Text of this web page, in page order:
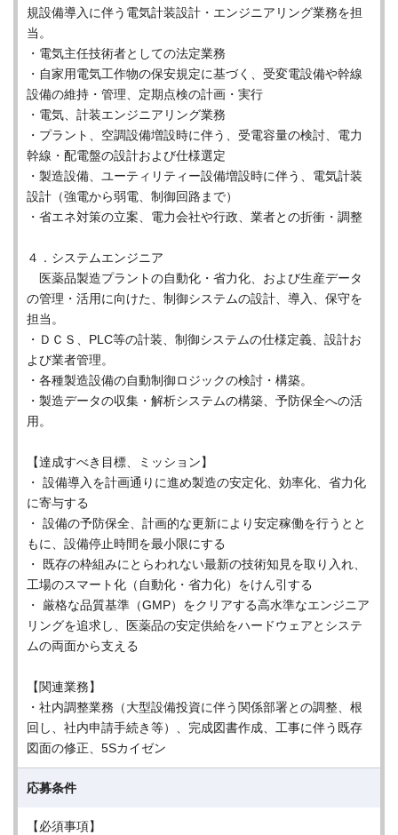
規設備導入に伴う電気計装設計・エンジニアリング業務を担
当。
・電気主任技術者としての法定業務
・自家用電気工作物の保安規定に基づく、受変電設備や幹線
設備の維持・管理、定期点検の計画・実行
・電気、計装エンジニアリング業務
・プラント、空調設備増設時に伴う、受電容量の検討、電力
幹線・配電盤の設計および仕様選定
・製造設備、ユーティリティー設備増設時に伴う、電気計装
設計（強電から弱電、制御回路まで）
・省エネ対策の立案、電力会社や行政、業者との折衝・調整
４．システムエンジニア
医薬品製造プラントの自動化・省力化、および生産データ
の管理・活用に向けた、制御システムの設計、導入、保守を
担当。
・ＤＣＳ、PLC等の計装、制御システムの仕様定義、設計お
よび業者管理。
・各種製造設備の自動制御ロジックの検討・構築。
・製造データの収集・解析システムの構築、予防保全への活
用。
【達成すべき目標、ミッション】
・ 設備導入を計画通りに進め製造の安定化、効率化、省力化
に寄与する
・ 設備の予防保全、計画的な更新により安定稼働を行うとと
もに、設備停止時間を最小限にする
・ 既存の枠組みにとらわれない最新の技術知見を取り入れ、
工場のスマート化（自動化・省力化）をけん引する
・ 厳格な品質基準（GMP）をクリアする高水準なエンジニア
リングを追求し、医薬品の安定供給をハードウェアとシステ
ムの両面から支える
【関連業務】
・社内調整業務（大型設備投資に伴う関係部署との調整、根
回し、社内申請手続き等）、完成図書作成、工事に伴う既存
図面の修正、5Sカイゼン
応募条件
【必須事項】